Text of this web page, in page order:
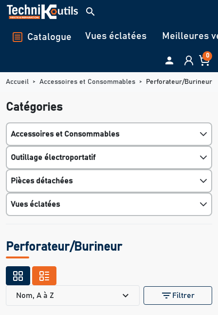
Panneau de gestion des cookies
search
Catalogue Vues éclatées Meilleures
 0
Accueil Accessoires et Consommables Perforateur/Burineur
Catégories
Accessoires et Consommables
Outillage électroportatif
Pièces détachées
Vues éclatées
Perforateur/Burineur
Nom, A à Z expand_more filter_list Filtrer